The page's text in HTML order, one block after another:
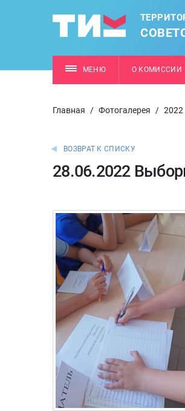
МЕНЮ О КОМИССИИ
Главная / Фотогалерея / 2022
ВОЗВРАТ К СПИСКУ
28.06.2022